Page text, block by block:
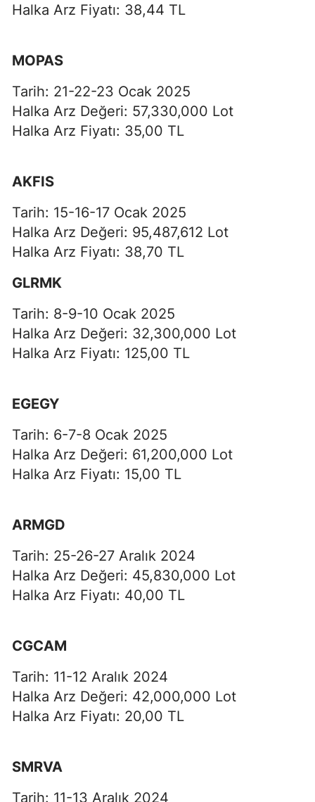
Halka Arz Fiyatı: 38,44 TL
MOPAS
Tarih: 21-22-23 Ocak 2025
Halka Arz Değeri: 57,330,000 Lot
Halka Arz Fiyatı: 35,00 TL
AKFIS
Tarih: 15-16-17 Ocak 2025
Halka Arz Değeri: 95,487,612 Lot
Halka Arz Fiyatı: 38,70 TL
GLRMK
Tarih: 8-9-10 Ocak 2025
Halka Arz Değeri: 32,300,000 Lot
Halka Arz Fiyatı: 125,00 TL
EGEGY
Tarih: 6-7-8 Ocak 2025
Halka Arz Değeri: 61,200,000 Lot
Halka Arz Fiyatı: 15,00 TL
ARMGD
Tarih: 25-26-27 Aralık 2024
Halka Arz Değeri: 45,830,000 Lot
Halka Arz Fiyatı: 40,00 TL
CGCAM
Tarih: 11-12 Aralık 2024
Halka Arz Değeri: 42,000,000 Lot
Halka Arz Fiyatı: 20,00 TL
SMRVA
Tarih: 11-13 Aralık 2024